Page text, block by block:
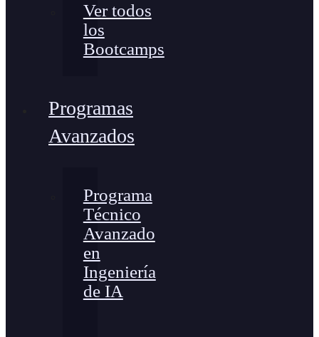
Ver todos
los
Bootcamps
Programas
Avanzados
Programa
Técnico
Avanzado
en
Ingeniería
de IA